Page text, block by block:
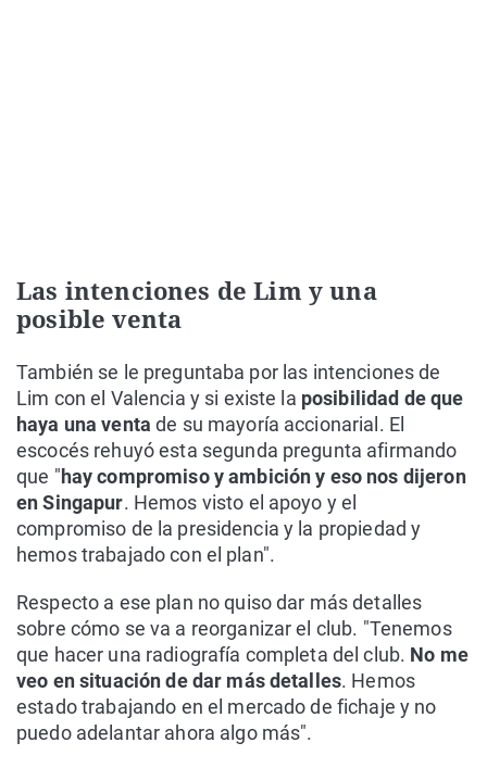
Las intenciones de Lim y una
posible venta
También se le preguntaba por las intenciones de
Lim con el Valencia y si existe la posibilidad de que
haya una ventade su mayoría accionarial. El
escocés rehuyó esta segunda pregunta afirmando
que "hay compromiso y ambición y eso nos dijeron
en Singapur. Hemos visto el apoyo y el
compromiso de la presidencia y la propiedad y
hemos trabajado con el plan".
Respecto a ese plan no quiso dar más detalles
sobre cómo se va a reorganizar el club. "Tenemos
que hacer una radiografía completa del club. No me
veo en situación de dar más detalles. Hemos
estado trabajando en el mercado de fichaje y no
puedo adelantar ahora algo más".